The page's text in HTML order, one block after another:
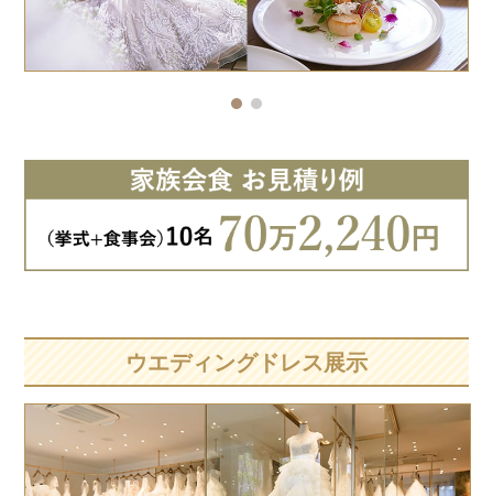
ウエディングドレス展示